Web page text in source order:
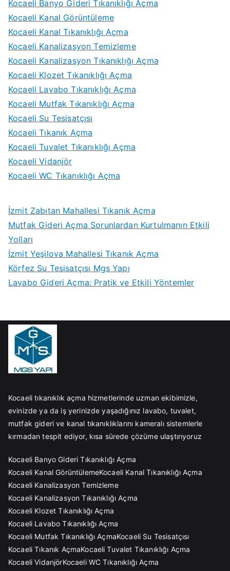
Kocaeli Banyo Gideri Tıkanıklığı Açma
Kocaeli Kanal Görüntüleme
Kocaeli Kanal Tıkanıklığı Açma
Kocaeli Kanalizasyon Temizleme
Kocaeli Kanalizasyon Tıkanıklığı Açma
Kocaeli Klozet Tıkanıklığı Açma
Kocaeli Lavabo Tıkanıklığı Açma
Kocaeli Mutfak Tıkanıklığı Açma
Kocaeli Su Tesisatçısı
Kocaeli Tıkanık Açma
Kocaeli Tuvalet Tıkanıklığı Açma
Kocaeli Vidanjör
Kocaeli WC Tıkanıklığı Açma
İzmit Zabıtan Mahallesi Tıkanık Açma
Mutfak Gideri Açma Sorunlardan Kurtulmanın Etkili
Yolları
İzmit Yeşilova Mahallesi Tıkanık Açma
Körfez Su Tesisatçısı Mgs Yapı
Lavabo Gideri Açma: Pratik ve Etkili Yöntemler
Kocaeli tıkanıklık açma hizmetlerinde uzman ekibimizle,
evinizde ya da iş yerinizde yaşadığınız lavabo, tuvalet,
mutfak gideri ve kanal tıkanıklıklarını kameralı sistemlerle
kırmadan tespit ediyor, kısa sürede çözüme ulaştırıyoruz
Kocaeli Banyo Gideri Tıkanıklığı Açma
Kocaeli Kanal GörüntülemeKocaeli Kanal Tıkanıklığı Açma
Kocaeli Kanalizasyon Temizleme
Kocaeli Kanalizasyon Tıkanıklığı Açma
Kocaeli Klozet Tıkanıklığı Açma
Kocaeli Lavabo Tıkanıklığı Açma
Kocaeli Mutfak Tıkanıklığı AçmaKocaeli Su Tesisatçısı
Kocaeli Tıkanık AçmaKocaeli Tuvalet Tıkanıklığı Açma
Kocaeli VidanjörKocaeli WC Tıkanıklığı Açma